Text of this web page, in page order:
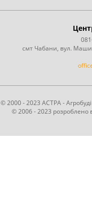
смт Чабани, вул.
© 2000 - 2023 АСТРА -
© 2006 - 2023 розроблено в